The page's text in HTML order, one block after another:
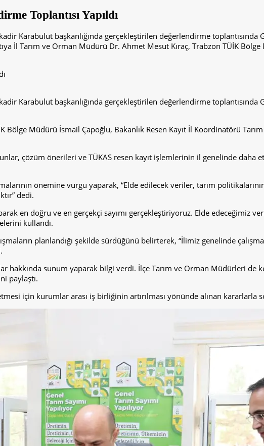
Toplantısı Yapıldı
Karabulut başkanlığında gerçekleştirilen değerlendirme toplantısında
İl Tarım ve Orman Müdürü Dr. Ahmet Mesut Kıraç, Trabzon TÜİK
Karabulut başkanlığında gerçekleştirilen değerlendirme toplantısında
Müdürü İsmail Çapoğlu, Bakanlık Resen Kayıt İl Koordinatörü
çözüm önerileri ve TÜKAS resen kayıt işlemlerinin il genelinde
önemine vurgu yaparak, “Elde edilecek veriler, tarım
dedi.
en doğru ve en gerçekçi sayımı gerçekleştiriyoruz. Elde edeceğimiz
kullandı.
planlandığı şekilde sürdüğünü belirterek, “İlimiz genelinde
hakkında sunum yaparak bilgi verdi. İlçe Tarım ve Orman Müdürleri de
paylaştı.
için kurumlar arası iş birliğinin artırılması yönünde alınan kararlarla